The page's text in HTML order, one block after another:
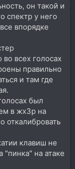
он такой и
спектр у него
впорядке
всех голосах
правильно
и там где
был
в жх3р на
откалибровать
клавиш не
"пинка" на атаке